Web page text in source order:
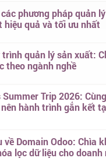
phương pháp quản
hiệu quả và tối ưu nhất
trình quản lý sản xuất:
theo ngành nghề
Summer Trip 2026:
hành trình gắn kết
về Domain Odoo: Chìa
lọc dữ liệu cho doanh